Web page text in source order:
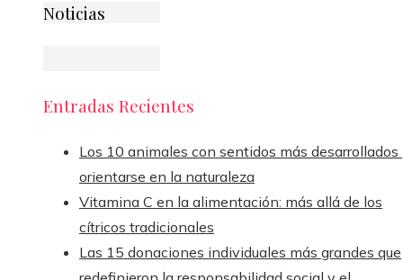
Noticias
Entradas Recientes
Los 10 animales con sentidos más desarrollados
orientarse en la naturaleza
Vitamina C en la alimentación: más allá de los
cítricos tradicionales
Las 15 donaciones individuales más grandes que